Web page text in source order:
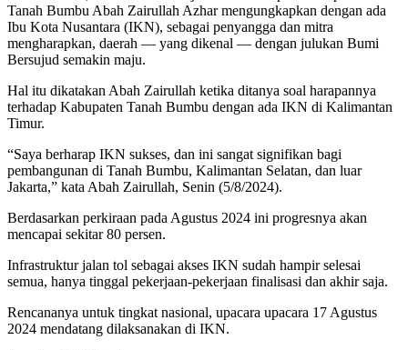
Tanah Bumbu Abah Zairullah Azhar mengungkapkan dengan ada
Ibu Kota Nusantara (IKN), sebagai penyangga dan mitra
mengharapkan, daerah — yang dikenal — dengan julukan Bumi
Bersujud semakin maju.
Hal itu dikatakan Abah Zairullah ketika ditanya soal harapannya
terhadap Kabupaten Tanah Bumbu dengan ada IKN di Kalimantan
Timur.
“Saya berharap IKN sukses, dan ini sangat signifikan bagi
pembangunan di Tanah Bumbu, Kalimantan Selatan, dan luar
Jakarta,” kata Abah Zairullah, Senin (5/8/2024).
Berdasarkan perkiraan pada Agustus 2024 ini progresnya akan
mencapai sekitar 80 persen.
Infrastruktur jalan tol sebagai akses IKN sudah hampir selesai
semua, hanya tinggal pekerjaan-pekerjaan finalisasi dan akhir saja.
Rencananya untuk tingkat nasional, upacara upacara 17 Agustus
2024 mendatang dilaksanakan di IKN.